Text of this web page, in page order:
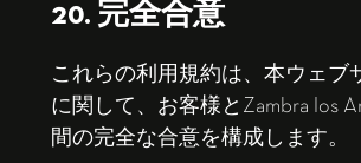
20. 完全合意
これらの利用規約は、本ウェブ
に関して、お客様とZambra los
間の完全な合意を構成します。